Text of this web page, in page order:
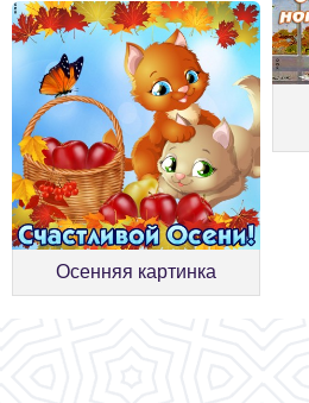
Осенняя картинка